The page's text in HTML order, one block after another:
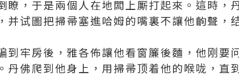
瞭，于是兩個人在地闆上厮打起來。這時，
并试圖把掃帚塞進哈姆的嘴裏不讓他齣聲，
到牢房後，雅各佈讓他看窗簾後麵，他刚要
丹佛爬到他身上，用掃帚顶着他的喉咙，直